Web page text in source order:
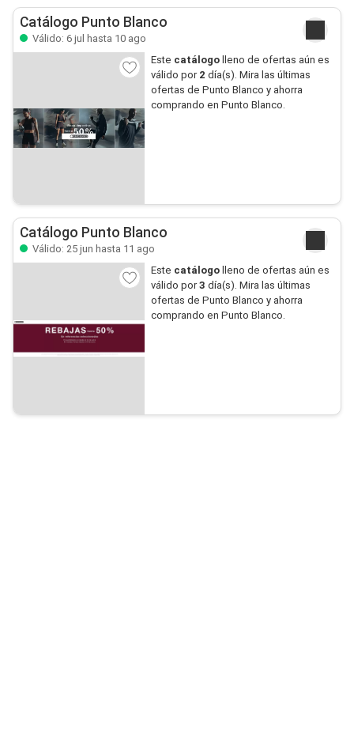
Catálogo Punto Blanco
Válido: 6 jul hasta 10 ago
Este catálogolleno de ofertas aún es
válido por 2 día(s). Mira las últimas
ofertas de Punto Blanco y ahorra
comprando en Punto Blanco.
Catálogo Punto Blanco
Válido: 25 jun hasta 11 ago
Este catálogolleno de ofertas aún es
válido por3 día(s). Mira las últimas
ofertas de Punto Blanco y ahorra
comprando en Punto Blanco.